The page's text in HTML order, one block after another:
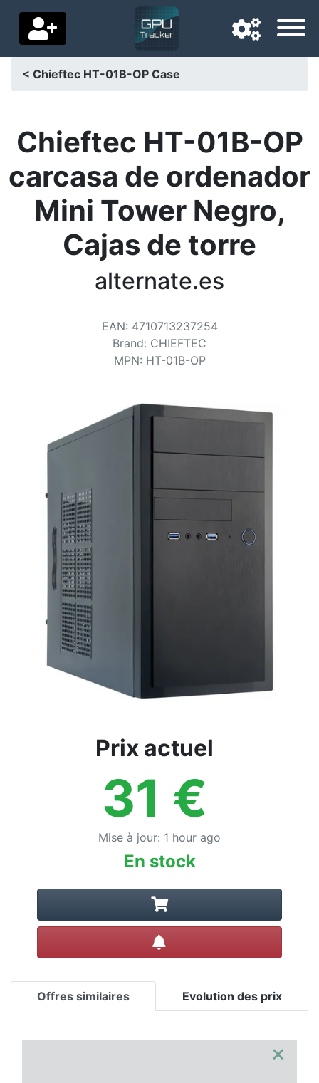
Pays de livraison
Baisses de prix
Paramètres
Soutenez-nous
Contactez-nous
< Chieftec HT-01B-OP Case
Chieftec HT-01B-OP
carcasa de ordenador
Mini Tower Negro,
Cajas de torre
alternate.es
EAN: 4710713237254
Brand: CHIEFTEC
MPN: HT-01B-OP
Prix actuel
31 €
Mise à jour: 1 hour ago
En stock
Offres similaires Evolution des prix
×